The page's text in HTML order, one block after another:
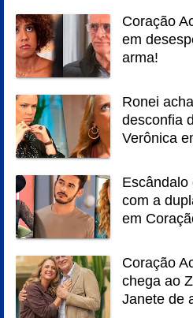
Coração
em
arma!
Ronei
desconfia
Verônica
Escândalo
com a
em
Coração
chega ao
Janete de